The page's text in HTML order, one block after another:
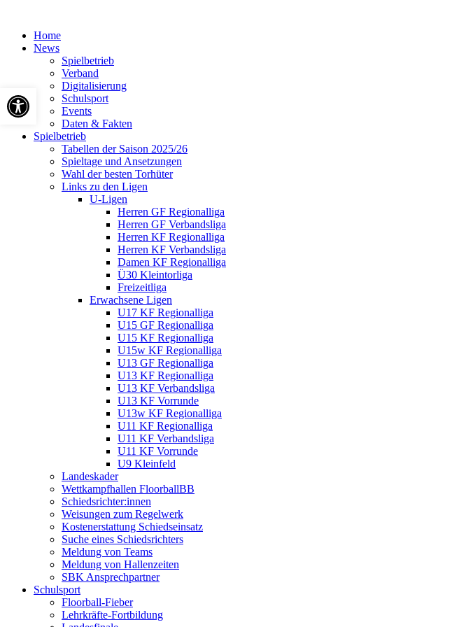
Home
News
Spielbetrieb
Verband
Digitalisierung
Schulsport
Events
Daten & Fakten
Spielbetrieb
Tabellen der Saison 2025/26
Spieltage und Ansetzungen
Wahl der besten Torhüter
Links zu den Ligen
U-Ligen
Herren GF Regionalliga
Herren GF Verbandsliga
Herren KF Regionalliga
Herren KF Verbandsliga
Damen KF Regionalliga
Ü30 Kleintorliga
Freizeitliga
Erwachsene Ligen
U17 KF Regionalliga
U15 GF Regionalliga
U15 KF Regionalliga
U15w KF Regionalliga
U13 GF Regionalliga
U13 KF Regionalliga
U13 KF Verbandsliga
U13 KF Vorrunde
U13w KF Regionalliga
U11 KF Regionalliga
U11 KF Verbandsliga
U11 KF Vorrunde
U9 Kleinfeld
Landeskader
Wettkampfhallen FloorballBB
Schiedsrichter:innen
Weisungen zum Regelwerk
Kostenerstattung Schiedseinsatz
Suche eines Schiedsrichters
Meldung von Teams
Meldung von Hallenzeiten
SBK Ansprechpartner
Schulsport
Floorball-Fieber
Lehrkräfte-Fortbildung
Werkzeugleiste öffnen